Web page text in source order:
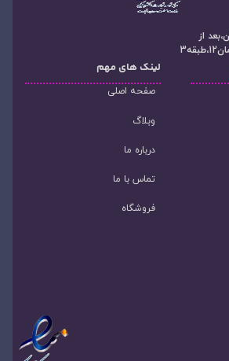
از
لینک های مهم
صفحه اصلی
وبلاگ
درباره ما
تماس با ما
فروشگاه